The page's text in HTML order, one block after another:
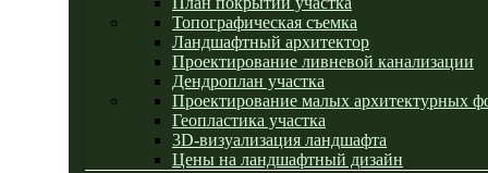
Топографическая съемка
Ландшафтный архитектор
Проектирование ливневой канализации
Дендроплан участка
Проектирование малых архитектурных
Геопластика участка
3D-визуализация ландшафта
Цены на ландшафтный дизайн